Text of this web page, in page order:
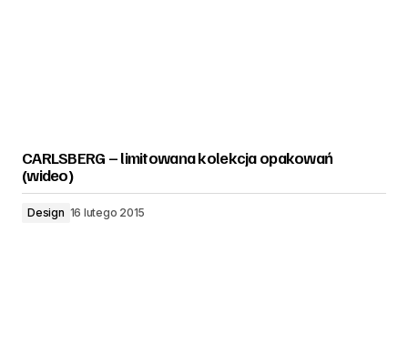
CARLSBERG – limitowana kolekcja opakowań
(wideo)
Design 16 lutego 2015